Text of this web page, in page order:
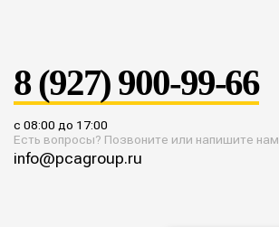
8 (927) 900-99-66
с 08:00 до 17:00
Есть вопросы? Позвоните или напишите нам
info@pcagroup.ru